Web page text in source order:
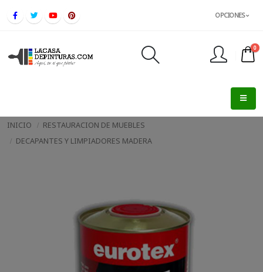
OPCIONES
0
INICIO
RESTAURACION DE MUEBLES
DECAPANTES Y LIMPIADORES MADERA